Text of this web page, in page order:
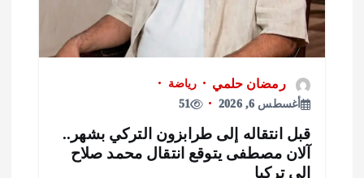
رمضان حلمي
رياضة
أغسطس 6, 2026
51
انتقاله إلى طرابزون التركي بشهر..
مصطفى يتوقع انتقال محمد صلاح